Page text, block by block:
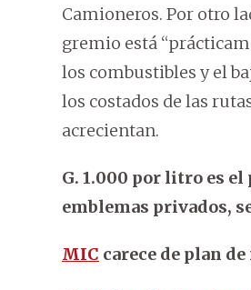
Camioneros. Por otro
gremio está
los combustibles y el
los costados de las
acrecientan.
G. 1.000 por litro es
emblemas privados,
MIC carece de plan